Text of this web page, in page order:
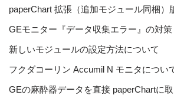
paperChart 拡張（追加モジュール同梱）
GEモニター『データ収集エラー』の対策
新しいモジュールの設定方法について
フクダコーリン Accumil N モニタについ
GEの麻酔器データを直接 paperChartに